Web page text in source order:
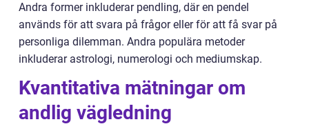
Andra former inkluderar pendling, där en pendel
används för att svara på frågor eller för att få svar på
personliga dilemman. Andra populära metoder
inkluderar astrologi, numerologi och mediumskap.
Kvantitativa mätningar om
andlig vägledning